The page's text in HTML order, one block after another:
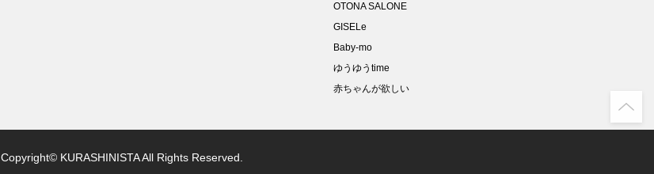
OTONA SALONE
GISELe
Baby-mo
ゆうゆうtime
赤ちゃんが欲しい
Copyright© KURASHINISTA All Rights Reserved.